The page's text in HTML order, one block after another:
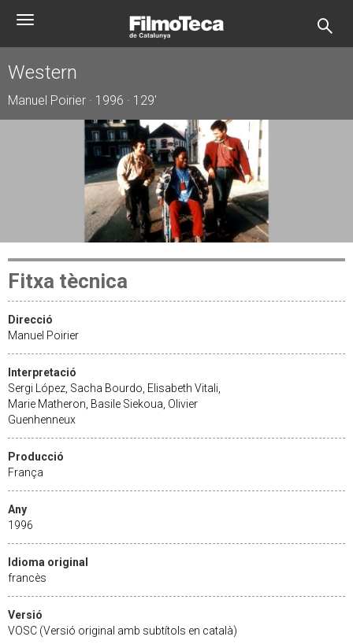
Toggle
Western
Manuel Poirier · 1996 · 129'
Fitxa tècnica
Direcció
Manuel Poirier
Interpretació
Sergi López, Sacha Bourdo, Elisabeth Vitali,
Marie Matheron, Basile Siekoua, Olivier
Guenhenneux
Producció
França
Any
1996
Idioma original
francès
Versió
VOSC (Versió original amb subtítols en català)